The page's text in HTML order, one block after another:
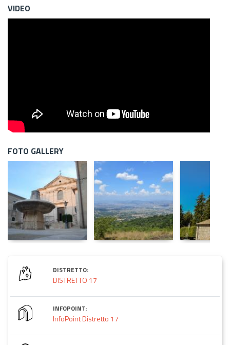
VIDEO
FOTO GALLERY
DISTRETTO:
DISTRETTO 17
INFOPOINT:
InfoPoint Distretto 17